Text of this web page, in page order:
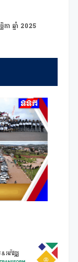
កា ឆ្នាំ 2025